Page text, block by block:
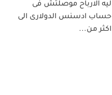
ليه الارباح موصلتش فى
حساب ادسنس الدولارى الى
اكثر من...